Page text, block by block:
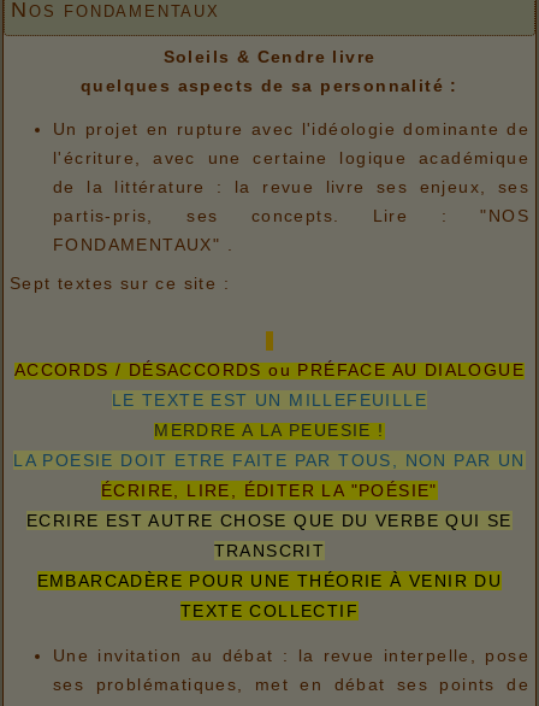
Nos fondamentaux
Soleils & Cendre livre
quelques aspects de sa personnalité :
Un projet en rupture avec l'idéologie dominante de
l'écriture, avec une certaine logique académique
de la littérature : la revue livre ses enjeux, ses
partis-pris, ses concepts. Lire : "NOS
FONDAMENTAUX" .
Sept textes sur ce site :
ACCORDS / DÉSACCORDS ou PRÉFACE AU DIALOGUE
LE TEXTE EST UN MILLEFEUILLE
MERDRE A LA PEUESIE !
LA POESIE DOIT ETRE FAITE PAR TOUS, NON PAR UN
ÉCRIRE, LIRE, ÉDITER LA "POÉSIE"
ECRIRE EST AUTRE CHOSE QUE DU VERBE QUI SE
TRANSCRIT
EMBARCADÈRE POUR UNE THÉORIE À VENIR DU
TEXTE COLLECTIF
Une invitation au débat : la revue interpelle, pose
ses problématiques, met en débat ses points de